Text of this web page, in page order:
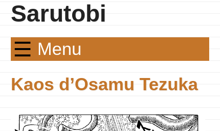
Sarutobi
Menu
Kaos d’Osamu Tezuka